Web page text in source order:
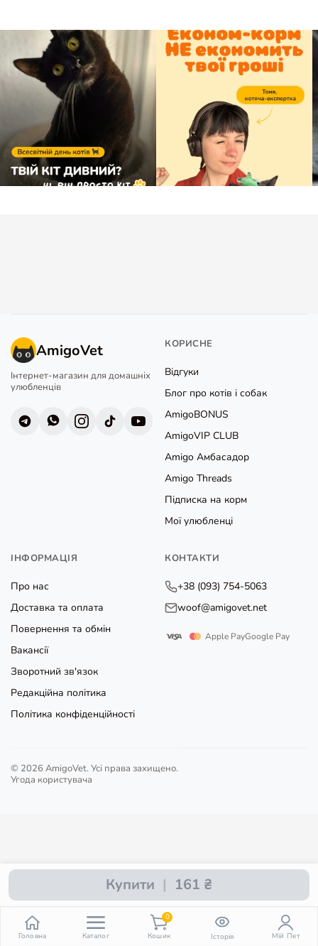
AmigoVet
Інтернет-магазин для домашніх
улюбленців
КОРИСНЕ
Відгуки
Блог про котів і собак
AmigoBONUS
AmigoVIP CLUB
Amigo Амбасадор
Amigo Threads
Підписка на корм
Мої улюбленці
ІНФОРМАЦІЯ
Про нас
Доставка та оплата
Повернення та обмін
Вакансії
Зворотний зв'язок
Редакційна політика
Політика конфіденційності
КОНТАКТИ
+38 (093) 754-5063
woof@amigovet.net
Apple PayGoogle Pay
© 2026 AmigoVet. Усі права захищено.
Угода користувача
Головна Каталог
0
пункт
Кошик
Історія Мій Пет
Купити | 161 ₴